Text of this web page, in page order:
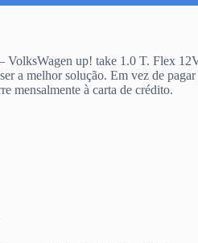
VolksWagen up! take 1.0 T. Flex
a melhor solução. Em vez de
mensalmente à carta de crédito.